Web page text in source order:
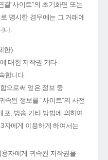
“사이트”의 초기화면 또는
명시한 경우에는 그 거래에
다.
한)
대한 저작권 기타
합니다.
으로써 얻은 정보 중
속된 정보를 “사이트”의 사전
포, 방송 기타 방법에 의하여
자에게 이용하게 하여서는
자에게 귀속된 저작권을